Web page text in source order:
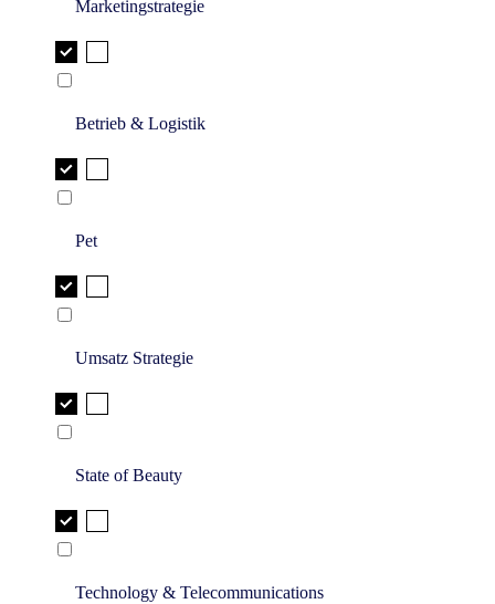
Marketingstrategie
Betrieb & Logistik
Pet
Umsatz Strategie
State of Beauty
Technology & Telecommunications